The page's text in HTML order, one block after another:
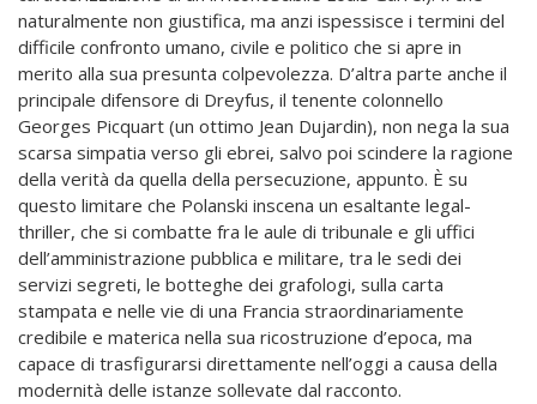
naturalmente non giustifica, ma anzi ispessisce i termini del
difficile confronto umano, civile e politico che si apre in
merito alla sua presunta colpevolezza. D’altra parte anche il
principale difensore di Dreyfus, il tenente colonnello
Georges Picquart (un ottimo Jean Dujardin), non nega la sua
scarsa simpatia verso gli ebrei, salvo poi scindere la ragione
della verità da quella della persecuzione, appunto. È su
questo limitare che Polanski inscena un esaltante legal-
thriller, che si combatte fra le aule di tribunale e gli uffici
dell’amministrazione pubblica e militare, tra le sedi dei
servizi segreti, le botteghe dei grafologi, sulla carta
stampata e nelle vie di una Francia straordinariamente
credibile e materica nella sua ricostruzione d’epoca, ma
capace di trasfigurarsi direttamente nell’oggi a causa della
modernità delle istanze sollevate dal racconto.